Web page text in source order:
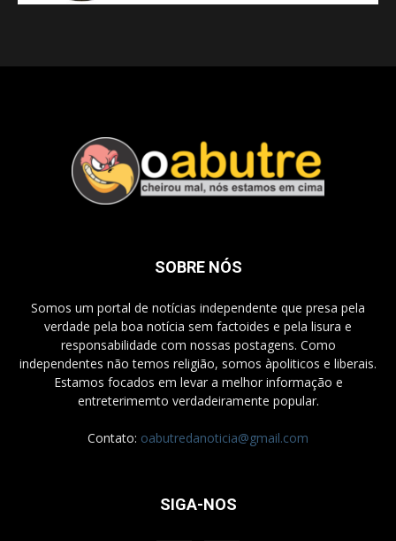
SOBRE NÓS
Somos um portal de notícias independente que presa pela
verdade pela boa notícia sem factoides e pela lisura e
responsabilidade com nossas postagens. Como
independentes não temos religião, somos àpoliticos e liberais.
Estamos focados em levar a melhor informação e
entreterimemto verdadeiramente popular.
Contato: oabutredanoticia@gmail.com
SIGA-NOS